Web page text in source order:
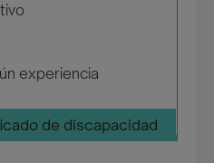
experiencia
de discapacidad